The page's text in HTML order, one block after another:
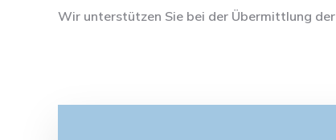
Wir unterstützen Sie bei der Übermittlung